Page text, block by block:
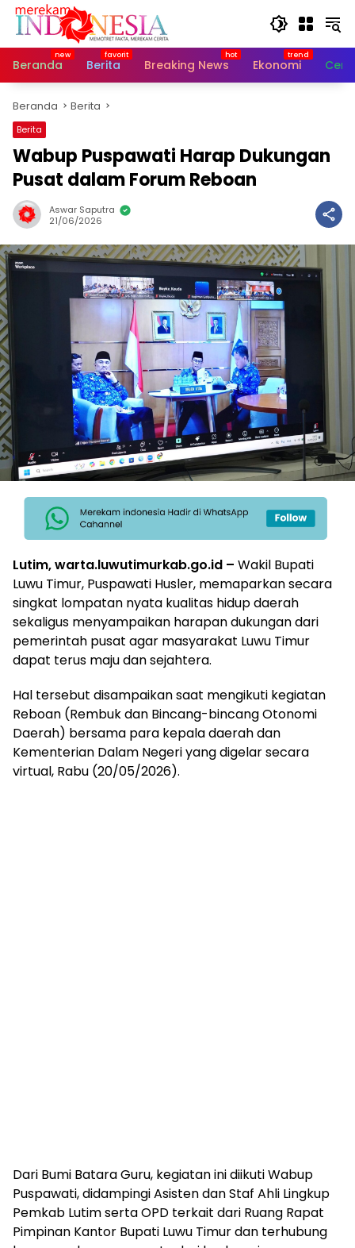
Langsung
Beranda
Berita Breaking News Ekonomi
Beranda Berita
Berita
Wabup Puspawati Harap Dukungan
Pusat dalam Forum Reboan
Aswar Saputra
21/06/2026
Lutim, warta.luwutimurkab.go.id – Wakil Bupati
Luwu Timur, Puspawati Husler, memaparkan secara
singkat lompatan nyata kualitas hidup daerah
sekaligus menyampaikan harapan dukungan dari
pemerintah pusat agar masyarakat Luwu Timur
dapat terus maju dan sejahtera.
Hal tersebut disampaikan saat mengikuti kegiatan
Reboan (Rembuk dan Bincang-bincang Otonomi
Daerah) bersama para kepala daerah dan
Kementerian Dalam Negeri yang digelar secara
virtual, Rabu (20/05/2026).
Dari Bumi Batara Guru, kegiatan ini diikuti Wabup
Puspawati, didampingi Asisten dan Staf Ahli Lingkup
Pemkab Lutim serta OPD terkait dari Ruang Rapat
Pimpinan Kantor Bupati Luwu Timur dan terhubung